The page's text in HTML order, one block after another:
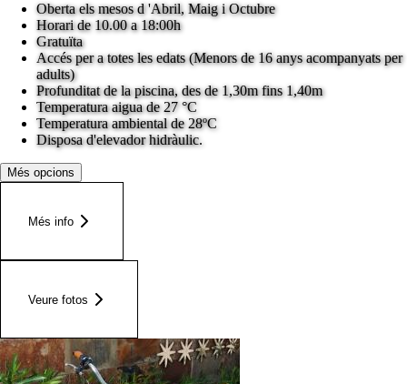
Oberta els mesos d 'Abril, Maig i Octubre
Horari de 10.00 a 18:00h
Gratuïta
Accés per a totes les edats (Menors de 16 anys acompanyats per
adults)
Profunditat de la piscina, des de 1,30m fins 1,40m
Temperatura aigua de 27 °C
Temperatura ambiental de 28ºC
Disposa d'elevador hidràulic.
Més opcions
Més info
Veure fotos